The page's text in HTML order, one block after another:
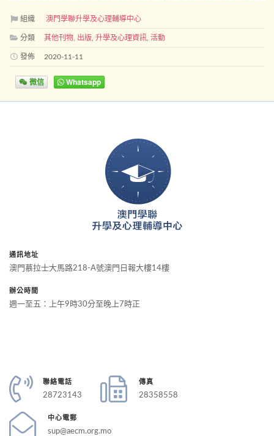
組織 澳門學聯升學及心理輔導中心
分類 其他刊物 出版 升學及心理資訊 活動
發佈 2020-11-11
微信 Whatsapp
聯絡電話
28723143
傳真
28358558
中心電郵
sup@aecm.org.mo
通訊地址
澳門慕拉士大馬路218-A號澳門日報大樓14樓
辦公時間
週一至五：上午9時30分至晚上7時正